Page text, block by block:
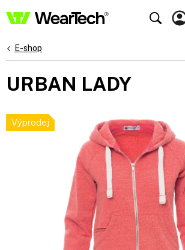
na
E-shop
URBAN LADY
Výprodej